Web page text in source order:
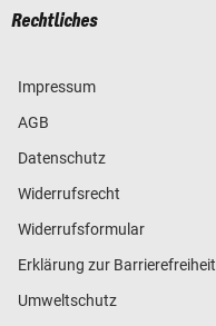
Rechtliches
Impressum
AGB
Datenschutz
Widerrufsrecht
Widerrufsformular
Erklärung zur Barrierefreiheit
Umweltschutz